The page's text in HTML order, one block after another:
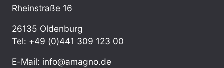
Rheinstraße 16
26135 Oldenburg
Tel: +49 (0)441 309 123 00
E-Mail: info@amagno.de